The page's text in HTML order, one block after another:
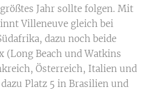
Jahr sollte folgen. Mit
Villeneuve gleich bei
dazu noch beide
(Long Beach und Watkins
Österreich, Italien und
Platz 5 in Brasilien und